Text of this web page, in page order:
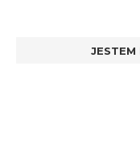
JESTEM